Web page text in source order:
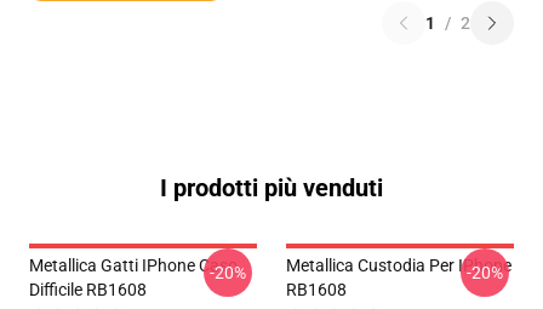
1 / 2
I prodotti più venduti
Metallica Gatti IPhone Caso
Difficile RB1608
-20%
Metallica Custodia Per IPhone
RB1608
-20%